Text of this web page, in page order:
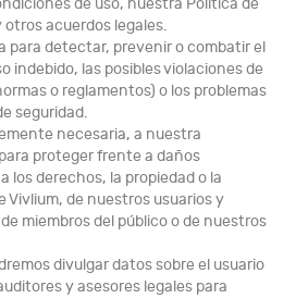
de uso, nuestra Política de
otros acuerdos legales.
para detectar, prevenir o combatir el
indebido, las posibles violaciones de
o reglamentos) o los problemas
seguridad.
necesaria, a nuestra
proteger frente a daños
los derechos, la propiedad o la
Vivlium, de nuestros usuarios y
miembros del público o de nuestros
divulgar datos sobre el usuario
y asesores legales para